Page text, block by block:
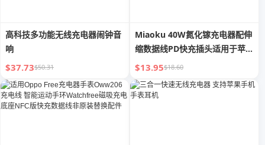
高科技多功能无线充电器闹钟音
响
$37.73$50.31
Miaoku 40W氮化镓充电器配伸
缩数据线PD快充插头适用于苹果
16promax充电插头
iPhone15/14手机笔记本Typec
平板
$13.95$18.60